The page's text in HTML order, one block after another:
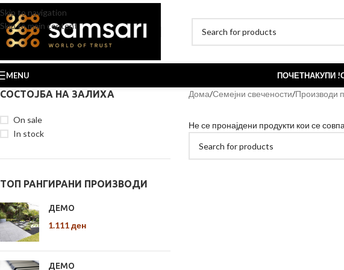
Skip to navigation
Skip to main content
MENU ПОЧЕТНАКУПИ !
СОСТОЈБА НА ЗАЛИХА
On sale
In stock
ТОП РАНГИРАНИ ПРОИЗВОДИ
ДЕМО
1.111ден
ДЕМО
Дома Семејни свечености Производи
Не се пронајдени продукти кои се